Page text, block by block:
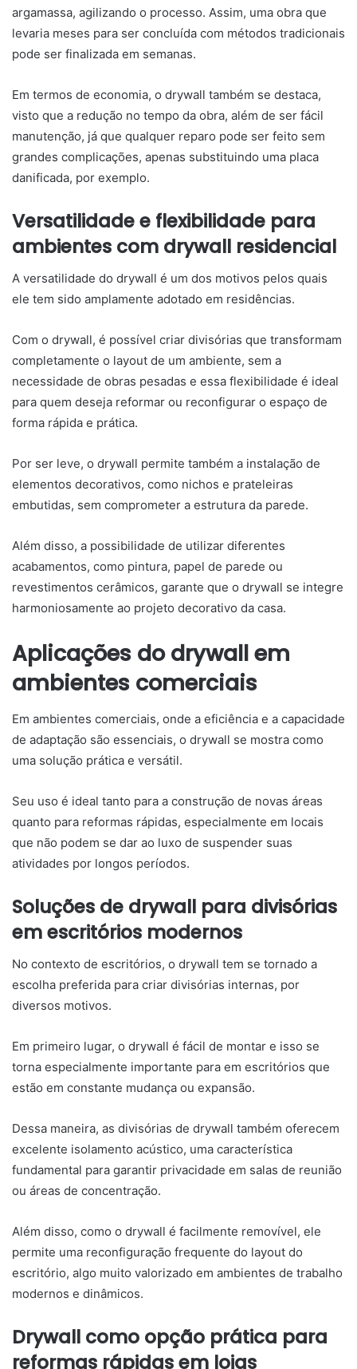
argamassa, agilizando o processo. Assim, uma obra que
levaria meses para ser concluída com métodos tradicionais
pode ser finalizada em semanas.
Em termos de economia, o drywall também se destaca,
visto que a redução no tempo da obra, além de ser fácil
manutenção, já que qualquer reparo pode ser feito sem
grandes complicações, apenas substituindo uma placa
danificada, por exemplo.
Versatilidade e flexibilidade para
ambientes com drywall residencial
A versatilidade do drywall é um dos motivos pelos quais
ele tem sido amplamente adotado em residências.
Com o drywall, é possível criar divisórias que transformam
completamente o layout de um ambiente, sem a
necessidade de obras pesadas e essa flexibilidade é ideal
para quem deseja reformar ou reconfigurar o espaço de
forma rápida e prática.
Por ser leve, o drywall permite também a instalação de
elementos decorativos, como nichos e prateleiras
embutidas, sem comprometer a estrutura da parede.
Além disso, a possibilidade de utilizar diferentes
acabamentos, como pintura, papel de parede ou
revestimentos cerâmicos, garante que o drywall se integre
harmoniosamente ao projeto decorativo da casa.
Aplicações do drywall em
ambientes comerciais
Em ambientes comerciais, onde a eficiência e a capacidade
de adaptação são essenciais, o drywall se mostra como
uma solução prática e versátil.
Seu uso é ideal tanto para a construção de novas áreas
quanto para reformas rápidas, especialmente em locais
que não podem se dar ao luxo de suspender suas
atividades por longos períodos.
Soluções de drywall para divisórias
em escritórios modernos
No contexto de escritórios, o drywall tem se tornado a
escolha preferida para criar divisórias internas, por
diversos motivos.
Em primeiro lugar, o drywall é fácil de montar e isso se
torna especialmente importante para em escritórios que
estão em constante mudança ou expansão.
Dessa maneira, as divisórias de drywall também oferecem
excelente isolamento acústico, uma característica
fundamental para garantir privacidade em salas de reunião
ou áreas de concentração.
Além disso, como o drywall é facilmente removível, ele
permite uma reconfiguração frequente do layout do
escritório, algo muito valorizado em ambientes de trabalho
modernos e dinâmicos.
Drywall como opção prática para
reformas rápidas em lojas